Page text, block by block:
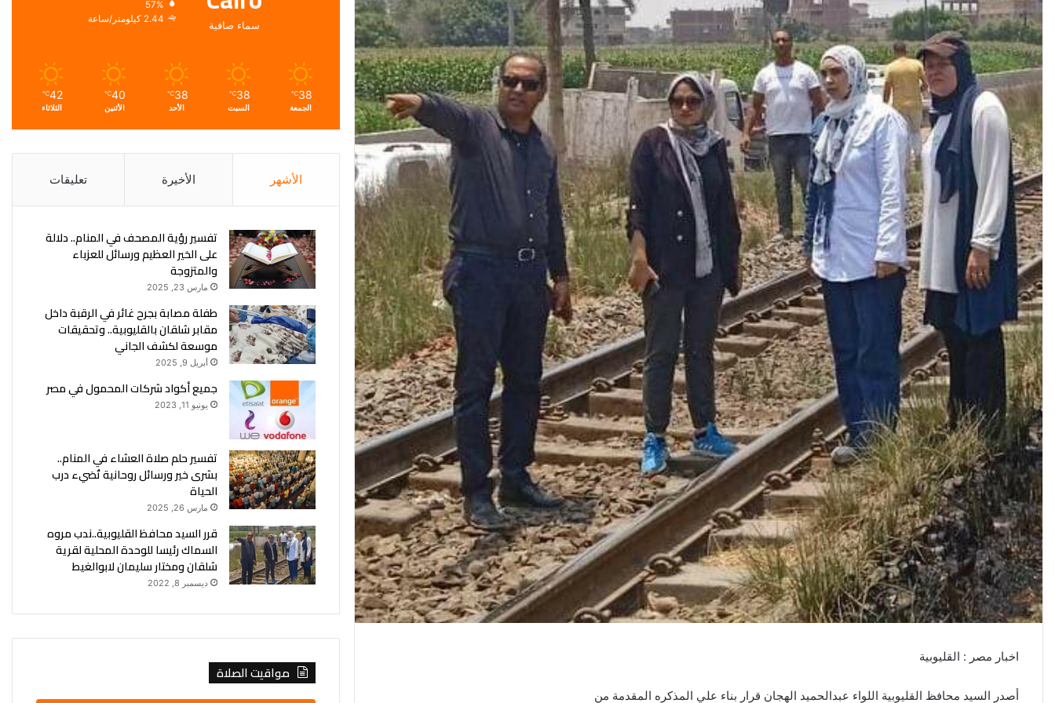
اخبار مصر : القليوبية
أصدر السيد محافظ القليوبية اللواء عبدالحميد الهجان قرار بناء علي المذكره المقدمة من
سماء صافية
57%
2.44 كيلومتر/ساعة
38
℃
الجمعة
38
℃
السبت
38
℃
الأحد
40
℃
الأثنين
42
℃
الثلاثاء
الأشهر الأخيرة تعليقات
تفسير رؤية المصحف في المنام.. دلالة
على الخير العظيم ورسائل للعزباء
والمتزوجة
مارس 23, 2025
طفلة مصابة بجرح غائر في الرقبة داخل
مقابر شلقان بالقليوبية.. وتحقيقات
موسعة لكشف الجاني
أبريل 9, 2025
جميع أكواد شركات المحمول في مصر
يونيو 11, 2023
تفسير حلم صلاة العشاء في المنام..
بشرى خير ورسائل روحانية تُضيء درب
الحياة
مارس 26, 2025
قرر السيد محافظ القليوبية..ندب مروه
السماك رئيسا للوحدة المحلية لقرية
شلقان ومختار سليمان لابوالغيط
ديسمبر 8, 2022
مواقيت الصلاة